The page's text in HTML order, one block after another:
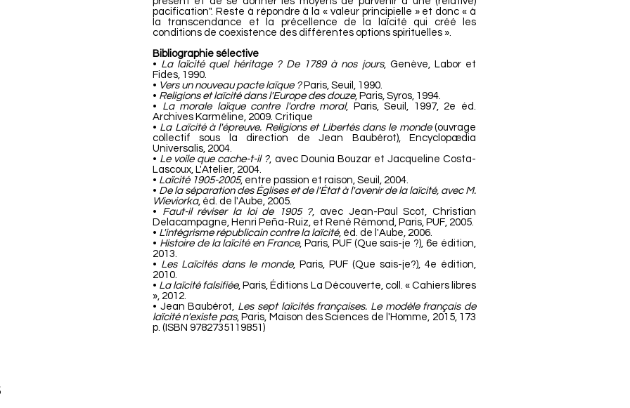
pacification". Reste à répondre à la « valeur principielle » et donc « à
la transcendance et la précellence de la laïcité qui créé les
conditions de coexistence des différentes options spirituelles ».
Bibliographie sélective
• La laïcité quel héritage ? De 1789 à nos jours, Genève, Labor et
Fides, 1990.
• Vers un nouveau pacte laïque ?Paris, Seuil, 1990.
• Religions et laïcité dans l'Europe des douze, Paris, Syros, 1994.
• La morale laïque contre l'ordre moral, Paris, Seuil, 1997, 2e éd.
Archives Karméline, 2009. Critique
• La Laïcité à l'épreuve. Religions et Libertés dans le monde(ouvrage
collectif sous la direction de Jean Baubérot), Encyclopædia
Universalis, 2004.
• Le voile que cache-t-il ?, avec Dounia Bouzar et Jacqueline Costa-
Lascoux, L'Atelier, 2004.
• Laïcité 1905-2005, entre passion et raison, Seuil, 2004.
• De la séparation des Églises et de l'État à l'avenir de la laïcité, avec M.
Wieviorka, éd. de l'Aube, 2005.
• Faut-il réviser la loi de 1905 ?, avec Jean-Paul Scot, Christian
Delacampagne, Henri Peña-Ruiz, et René Rémond, Paris, PUF, 2005.
• L'intégrisme républicain contre la laïcité, éd. de l'Aube, 2006.
• Histoire de la laïcité en France, Paris, PUF (Que sais-je ?), 6e édition,
2013.
• Les Laïcités dans le monde, Paris, PUF (Que sais-je?), 4e édition,
2010.
• La laïcité falsifiée, Paris, Éditions La Découverte, coll. « Cahiers libres
», 2012.
• Jean Baubérot, Les sept laïcités françaises. Le modèle français de
laïcité n'existe pas, Paris, Maison des Sciences de l'Homme, 2015, 173
p. (ISBN 9782735119851)